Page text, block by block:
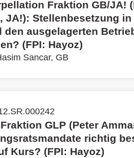
Fraktion GB/JA!
JA!): Stellenbesetzung
den ausgelagerten
(FPI: Hayoz)
Sancar, GB
GLP (Peter
richtig
Kurs? (FPI: Hayoz)